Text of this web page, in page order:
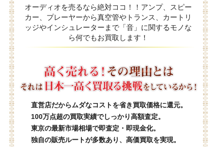
オーディオを売るなら絶対ココ！！アンプ、スピー
カー、プレーヤーから真空管やトランス、カートリ
ッジやインシュレーターまで「音」に関するモノな
ら何でもお買取します！
直営店だからムダなコストを省き買取価格に還元。
100万点超の買取実績でしっかり高額査定。
東京の最新市場相場で即査定・即現金化。
独自の販売ルートが多数あり、高価買取を実現。